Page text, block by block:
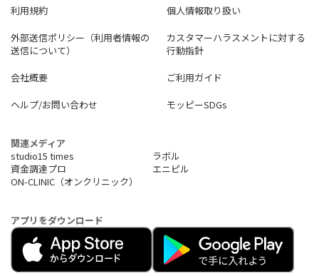
利用規約
個人情報取り扱い
外部送信ポリシー（利用者情報の
送信について）
カスタマーハラスメントに対する
行動指針
会社概要
ご利用ガイド
ヘルプ/お問い合わせ
モッピーSDGs
関連メディア
studio15 times
ラボル
資金調達プロ
エニピル
ON-CLINIC（オンクリニック）
アプリをダウンロード